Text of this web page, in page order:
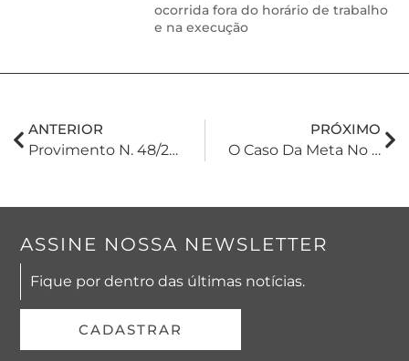
ocorrida fora do horário de trabalho
e na execução
ANTERIOR
Provimento N. 48/23 E As Alterações Na Cobrança De Emolumentos
PRÓXIMO
O Caso Da Meta No Brasil
ASSINE NOSSA NEWSLETTER
Fique por dentro das últimas notícias.
CADASTRAR